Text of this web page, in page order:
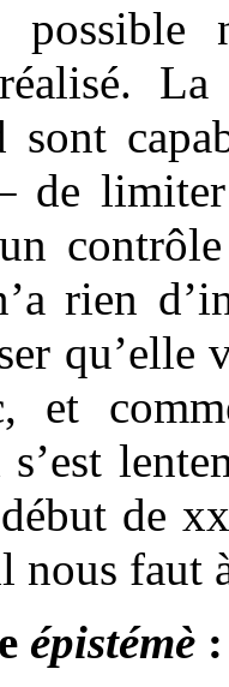
sont
de
rien
qu’elle
et
de
nous faut
épistémè